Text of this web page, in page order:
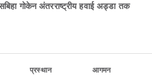
गोकेन अंतरराष्ट्रीय हवाई अड्डा तक
प्रस्थान आगमन